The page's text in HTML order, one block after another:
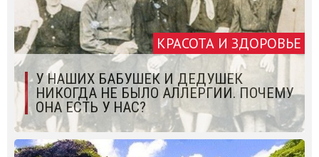
КРАСОТА И ЗДОРОВЬЕ
У НАШИХ БАБУШЕК И ДЕДУШЕК
НИКОГДА НЕ БЫЛО АЛЛЕРГИИ. ПОЧЕМУ
ОНА ЕСТЬ У НАС?